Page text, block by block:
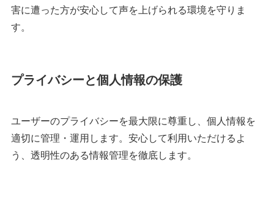
害に遭った方が安心して声を上げられる環境を守りま
す。
プライバシーと個人情報の保護
ユーザーのプライバシーを最大限に尊重し、個人情報を
適切に管理・運用します。安心して利用いただけるよ
う、透明性のある情報管理を徹底します。